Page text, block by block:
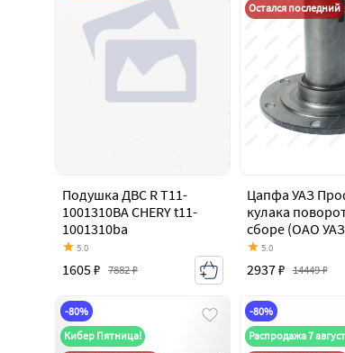
Подушка ДВС R T11-
1001310BA CHERY t11-
1001310ba
5.0
1605 ₽ 7882 ₽
Остался последний
Цапфа УАЗ
кулака
сборе (ОАО
236022-2304080-
5.0
2937 ₽ 14449 ₽
-80%
Кибер Пятница!
-80%
Распродажа 7